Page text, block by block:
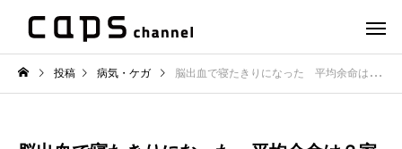
投稿 病気・ケガ 脳出血で寝たきりになった 平均余命は？家族ができることとは？